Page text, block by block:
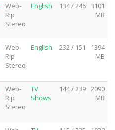
Web-
Rip
Stereo
English 134 / 246 3101
MB
Web-
Rip
Stereo
English 232 / 151
1394
MB
Web-
Rip
Stereo
TV
Shows
144 / 239
2090
MB